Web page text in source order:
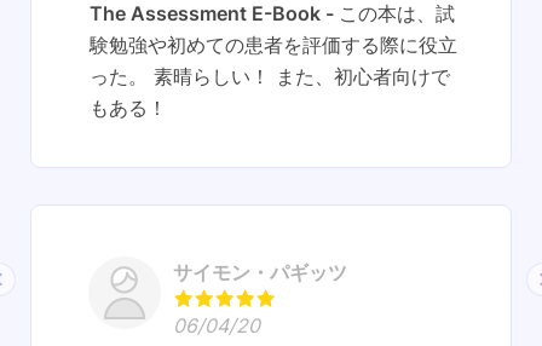
The Assessment E-Book
この本は、試
験勉強や初めての患者を評価する際に役立
った。 素晴らしい！ また、初心者向けで
もある！
サイモン・パギッツ
06/04/20